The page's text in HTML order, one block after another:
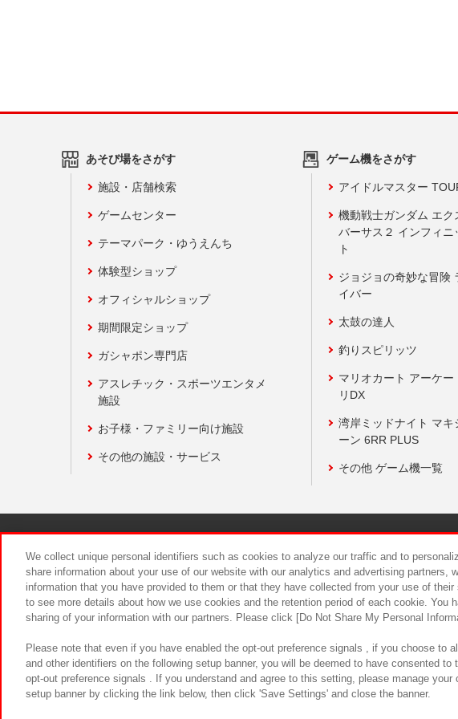
あそび場をさがす
施設・店舗検索
ゲームセンター
テーマパーク・ゆうえんち
体験型ショップ
オフィシャルショップ
期間限定ショップ
ガシャポン専門店
アスレチック・スポーツエンタメ
施設
お子様・ファミリー向け施設
その他の施設・サービス
ゲーム機をさがす
アイドルマスター
機動戦士ガンダム エク
バーサス２ インフィニ
ト
ジョジョの奇妙な冒険
イバー
太鼓の達人
釣りスピリッツ
マリオカート アーケー
リDX
湾岸ミッドナイト マキ
ーン 6RR PLUS
その他 ゲーム機一覧
食品のご提供について カス
We collect unique personal identifiers such as cookies to analyze our traffic and to
share information about your use of our website with our analytics and advertising partners,
information that you have provided to them or that they have collected from your use of
to see more details about how we use cookies and the retention period of each cookie. You
sharing of your information with our partners. Please click [Do Not Share My Personal
Please note that even if you have enabled the opt-out preference signals , if you choose to
and other identifiers on the following setup banner, you will be deemed to have consented to
opt-out preference signals . If you understand and agree to this setting, please manage your
setup banner by clicking the link below, then click 'Save Settings' and close the banner.